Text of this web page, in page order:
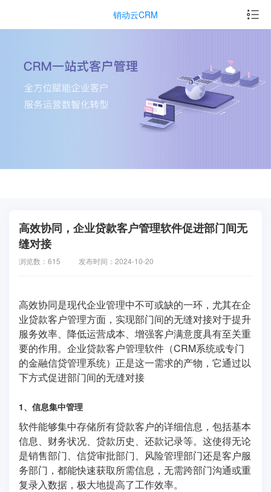
销动云CRM
高效协同，企业贷款客户管理软件促进部门间无
缝对接
浏览数：615 发布时间：2024-10-20
高效协同是现代企业管理中不可或缺的一环，尤其在企
业贷款客户管理方面，实现部门间的无缝对接对于提升
服务效率、降低运营成本、增强客户满意度具有至关重
要的作用。企业贷款客户管理软件（CRM系统或专门
的金融信贷管理系统）正是这一需求的产物，它通过以
下方式促进部门间的无缝对接
1、信息集中管理
软件能够集中存储所有贷款客户的详细信息，包括基本
信息、财务状况、贷款历史、还款记录等。这使得无论
是销售部门、信贷审批部门、风险管理部门还是客户服
务部门，都能快速获取所需信息，无需跨部门沟通或重
复录入数据，极大地提高了工作效率。